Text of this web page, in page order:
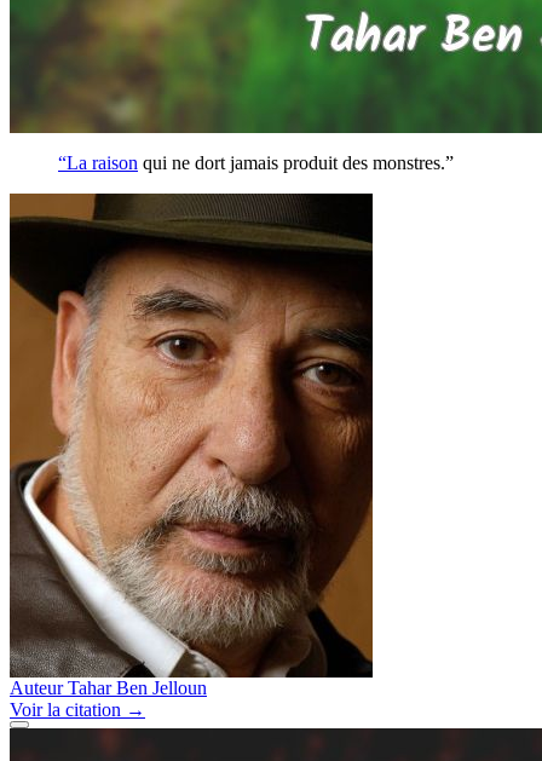
“La raison qui ne dort jamais produit des monstres.”
Auteur Tahar Ben Jelloun
Voirla citation →